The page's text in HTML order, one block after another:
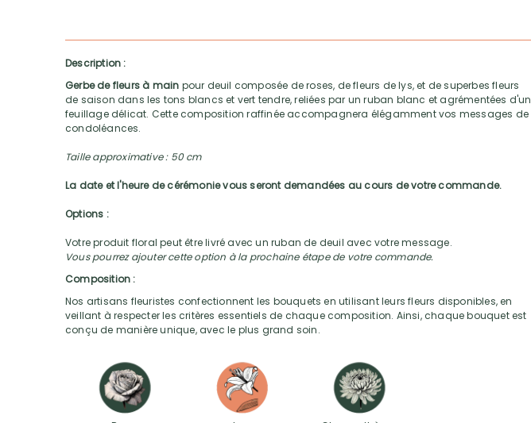
Description :
Gerbe de fleurs à main pour deuil composée de roses, de fleurs de lys, et de superbes fleurs
de saison dans les tons blancs et vert tendre, reliées par un ruban blanc et agrémentées d'un
feuillage délicat. Cette composition raffinée accompagnera élégamment vos messages de
condoléances.
Taille approximative : 50 cm
La date et l'heure de cérémonie vous seront demandées au cours de votre commande.
Options :
Votre produit floral peut être livré avec un ruban de deuil avec votre message.
Vous pourrez ajouter cette option à la prochaine étape de votre commande.
Composition :
Nos artisans fleuristes confectionnent les bouquets en utilisant leurs fleurs disponibles, en
veillant à respecter les critères essentiels de chaque composition. Ainsi, chaque bouquet est
conçu de manière unique, avec le plus grand soin.